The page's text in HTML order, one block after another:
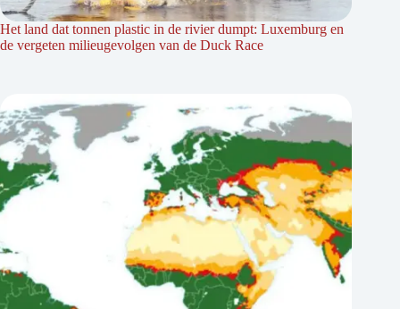
Het land dat tonnen plastic in de rivier dumpt: Luxemburg en
de vergeten milieugevolgen van de Duck Race